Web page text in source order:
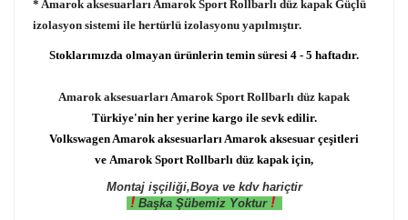
* Amarok aksesuarları Amarok Sport Rollbarlı düz kapak Güçlü
izolasyon sistemi ile hertürlü izolasyonu yapılmıştır.
Stoklarımızda olmayan ürünlerin temin süresi 4 - 5 haftadır.
Amarok aksesuarları Amarok Sport Rollbarlı düz kapak
Türkiye'nin her yerine kargo ile sevk edilir.
Volkswagen Amarok aksesuarları Amarok aksesuar çeşitleri
ve Amarok Sport Rollbarlı düz kapak için,
Montaj işçiliği,Boya ve kdv hariçtir
! Başka Şübemiz Yoktur !